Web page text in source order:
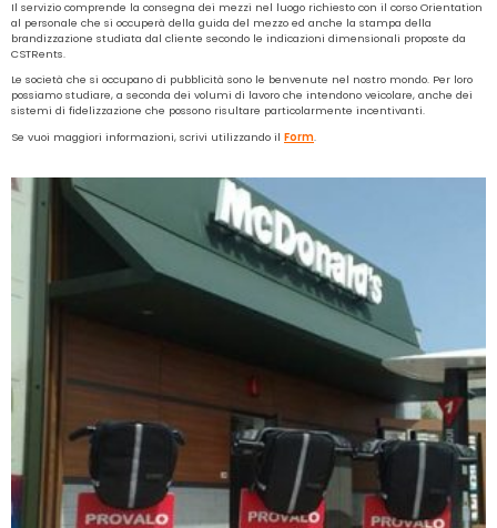
Il servizio comprende la consegna dei mezzi nel luogo richiesto con il corso Orientation
al personale che si occuperà della guida del mezzo ed anche la stampa della
brandizzazione studiata dal cliente secondo le indicazioni dimensionali proposte da
CSTRents.
Le società che si occupano di pubblicità sono le benvenute nel nostro mondo. Per loro
possiamo studiare, a seconda dei volumi di lavoro che intendono veicolare, anche dei
sistemi di fidelizzazione che possono risultare particolarmente incentivanti.
Se vuoi maggiori informazioni, scrivi utilizzando il Form.